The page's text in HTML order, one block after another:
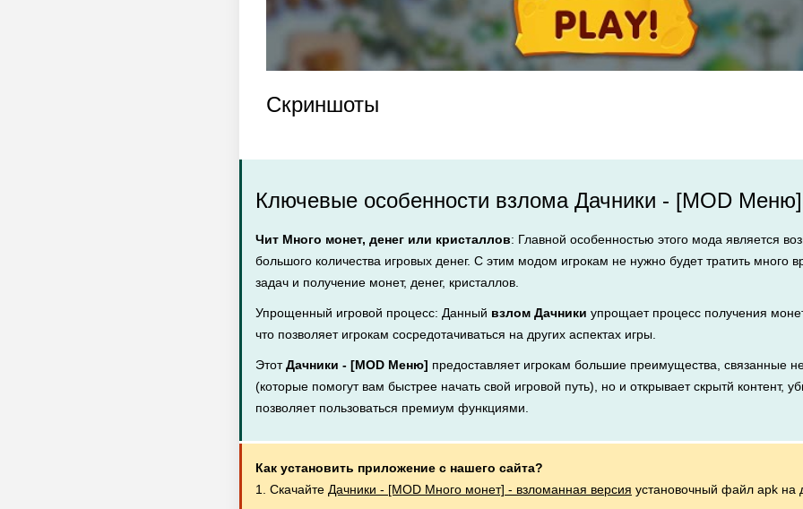
Скриншоты
Ключевые особенности взлома Дачники - [MOD
Чит Много монет, денег или кристаллов: Главной особенностью этого мода является
большого количества игровых денег. С этим модом игрокам не нужно будет тратить много
задач и получение монет, денег, кристаллов.
Упрощенный игровой процесс: Данный взлом Дачники упрощает процесс получения
что позволяет игрокам сосредотачиваться на других аспектах игры.
ЭтотДачники - [MOD Меню] предоставляет игрокам большие преимущества, связанные
(которые помогут вам быстрее начать свой игровой путь), но и открывает скрытй контент,
позволяет пользоваться премиум функциями.
Как установить приложение с нашего сайта?
1. Скачайте Дачники - [MOD Много монет] - взломанная версия установочный файл apk на